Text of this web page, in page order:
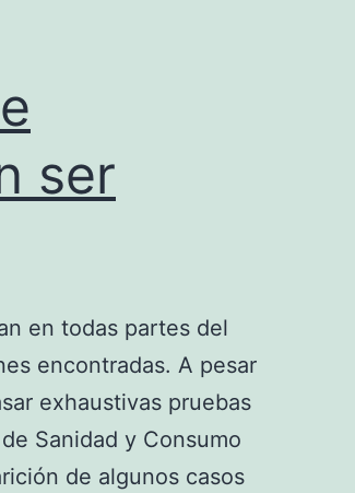
ser
en todas partes del
encontradas. A pesar
exhaustivas pruebas
Sanidad y Consumo
de algunos casos